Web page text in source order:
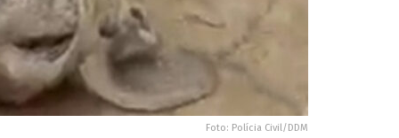
Foto: Polícia Civil/DDM